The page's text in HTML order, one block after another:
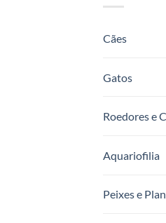
Cães
Gatos
Roedores e
Aquariofilia
Peixes e